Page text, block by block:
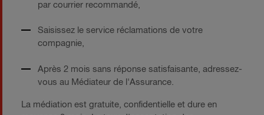
par courrier recommandé,
Saisissez le service réclamations de votre
compagnie,
Après 2 mois sans réponse satisfaisante, adressez-
vous au Médiateur de l'Assurance.
La médiation est gratuite, confidentielle et dure en